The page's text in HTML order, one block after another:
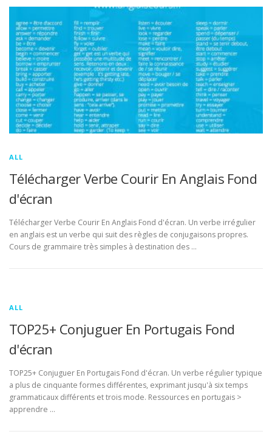
ALL
Télécharger Verbe Courir En Anglais Fond
d'écran
Télécharger Verbe Courir En Anglais Fond d'écran. Un verbe irrégulier
en anglais est un verbe qui suit des règles de conjugaisons propres.
Cours de grammaire très simples à destination des …
ALL
TOP25+ Conjuguer En Portugais Fond
d'écran
TOP25+ Conjuguer En Portugais Fond d'écran. Un verbe régulier typique
a plus de cinquante formes différentes, exprimant jusqu'à six temps
grammaticaux différents et trois mode. Ressources en portugais >
apprendre …